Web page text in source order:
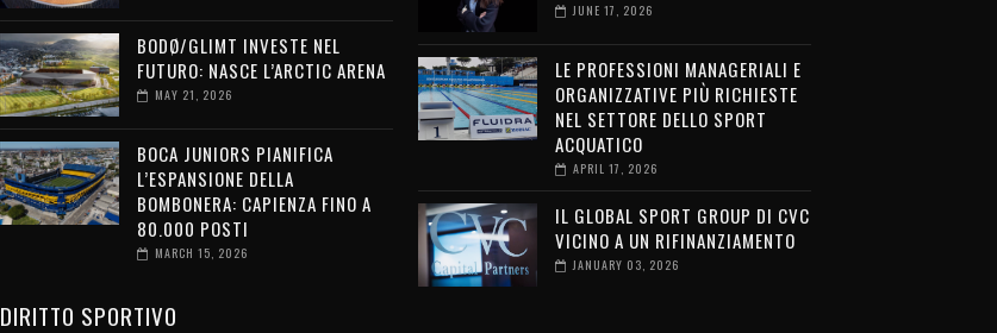
BODØ/GLIMT INVESTE NEL
FUTURO: NASCE L’ARCTIC ARENA
MAY 21, 2026
BOCA JUNIORS PIANIFICA
L’ESPANSIONE DELLA
BOMBONERA: CAPIENZA FINO A
80.000 POSTI
MARCH 15, 2026
DIRITTO SPORTIVO
JUNE 17, 2026
LE PROFESSIONI MANAGERIALI E
ORGANIZZATIVE PIÙ RICHIESTE
NEL SETTORE DELLO SPORT
ACQUATICO
APRIL 17, 2026
IL GLOBAL SPORT GROUP DI CVC
VICINO A UN RIFINANZIAMENTO
JANUARY 03, 2026